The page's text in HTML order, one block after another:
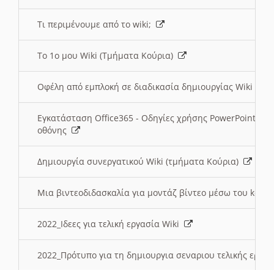
Τι περιμένουμε από το wiki;
Το 1ο μου Wiki (Τμήματα Κούρια)
Οφέλη από εμπλοκή σε διαδικασία δημιουργίας Wiki
Εγκατάσταση Office365 - Οδηγίες χρήσης PowerPoint
οθόνης
Δημιουργία συνεργατικού Wiki (τμήματα Κούρια)
Μια βιντεοδιδασκαλία για μοντάζ βίντεο μέσω του
2022_Ιδεες για τελική εργασία Wiki
2022_Πρότυπο για τη δημιουργια σεναριου τελικής